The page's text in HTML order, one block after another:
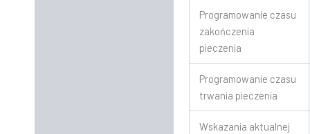
Programowanie czasu
zakończenia
pieczenia
Programowanie czasu
trwania pieczenia
Wskazania aktualnej